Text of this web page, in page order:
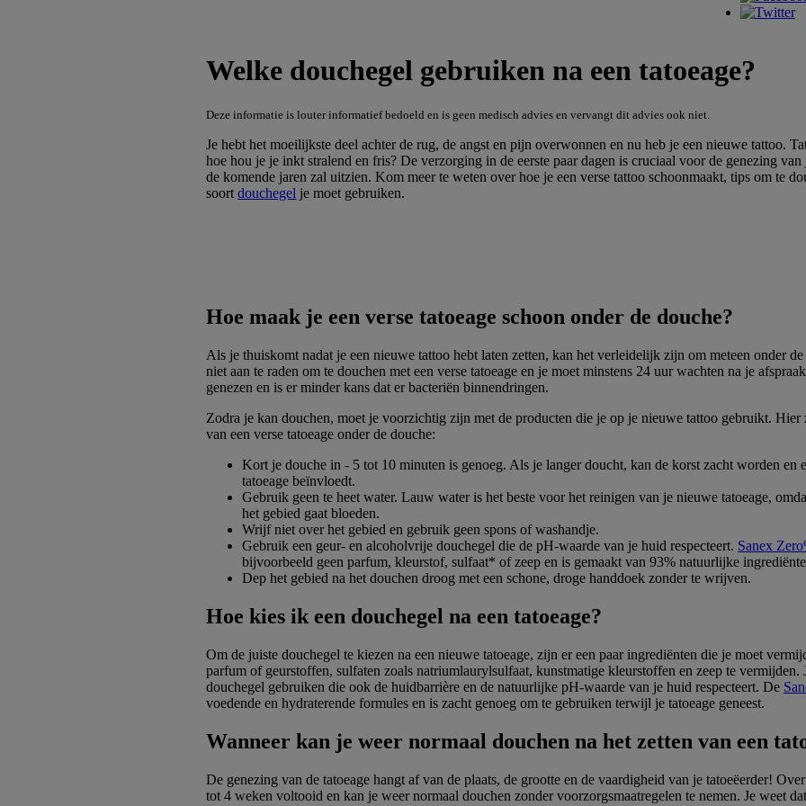
Welke douchegel gebruiken na een tatoeage?
Deze informatie is louter informatief bedoeld en is geen medisch advies en vervangt dit advies ook niet.
Je hebt het moeilijkste deel achter de rug, de angst en pijn overwonnen en nu heb je een nieuwe tattoo.
hoe hou je je inkt stralend en fris? De verzorging in de eerste paar dagen is cruciaal voor de genezing
de komende jaren zal uitzien. Kom meer te weten over hoe je een verse tattoo schoonmaakt, tips om te
soortdouchegel je moet gebruiken.
Hoe maak je een verse tatoeage schoon onder de douche?
Als je thuiskomt nadat je een nieuwe tattoo hebt laten zetten, kan het verleidelijk zijn om meteen onder
niet aan te raden om te douchen met een verse tatoeage en je moet minstens 24 uur wachten na je
genezen en is er minder kans dat er bacteriën binnendringen.
Zodra je kan douchen, moet je voorzichtig zijn met de producten die je op je nieuwe tattoo gebruikt.
van een verse tatoeage onder de douche:
Kort je douche in - 5 tot 10 minuten is genoeg. Als je langer doucht, kan de korst zacht worden en
tatoeage beïnvloedt.
Gebruik geen te heet water. Lauw water is het beste voor het reinigen van je nieuwe tatoeage,
het gebied gaat bloeden.
Wrijf niet over het gebied en gebruik geen spons of washandje.
Gebruik een geur- en alcoholvrije douchegel die de pH-waarde van je huid respecteert. Sanex
bijvoorbeeld geen parfum, kleurstof, sulfaat* of zeep en is gemaakt van 93% natuurlijke
Dep het gebied na het douchen droog met een schone, droge handdoek zonder te wrijven.
Hoe kies ik een douchegel na een tatoeage?
Om de juiste douchegel te kiezen na een nieuwe tatoeage, zijn er een paar ingrediënten die je moet
parfum of geurstoffen, sulfaten zoals natriumlaurylsulfaat, kunstmatige kleurstoffen en zeep te vermijden.
douchegel gebruiken die ook de huidbarrière en de natuurlijke pH-waarde van je huid respecteert. De
voedende en hydraterende formules en is zacht genoeg om te gebruiken terwijl je tatoeage geneest.
Wanneer kan je weer normaal douchen na het zetten van een
De genezing van de tatoeage hangt af van de plaats, de grootte en de vaardigheid van je tatoeëerder!
tot 4 weken voltooid en kan je weer normaal douchen zonder voorzorgsmaatregelen te nemen. Je weet